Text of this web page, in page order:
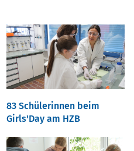
83 Schülerinnen beim
Girls'Day am HZB